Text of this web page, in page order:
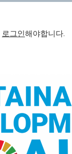
로그인해야합니다.